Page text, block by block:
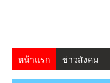
หน้าแรก ข่าวสังคม